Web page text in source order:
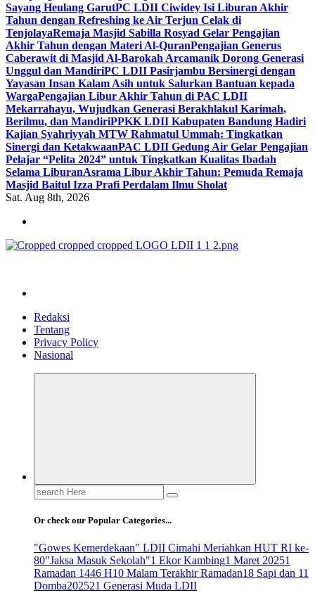
Sayang Heulang GarutPC LDII Ciwidey Isi Liburan Akhir
Tahun dengan Refreshing ke Air Terjun Celak di
TenjolayaRemaja Masjid Sabilla Rosyad Gelar Pengajian
Akhir Tahun dengan Materi Al-QuranPengajian Generus
Caberawit di Masjid Al-Barokah Arcamanik Dorong Generasi
Unggul dan MandiriPC LDII Pasirjambu Bersinergi dengan
Yayasan Insan Kalam Asih untuk Salurkan Bantuan kepada
WargaPengajian Libur Akhir Tahun di PAC LDII
Mekarrahayu, Wujudkan Generasi Berakhlakul Karimah,
Berilmu, dan MandiriPPKK LDII Kabupaten Bandung Hadiri
Kajian Syahriyyah MTW Rahmatul Ummah: Tingkatkan
Sinergi dan KetakwaanPAC LDII Gedung Air Gelar Pengajian
Pelajar “Pelita 2024” untuk Tingkatkan Kualitas Ibadah
Selama LiburanAsrama Libur Akhir Tahun: Pemuda Remaja
Masjid Baitul Izza Prafi Perdalam Ilmu Sholat
Sat. Aug 8th, 2026
Redaksi
Tentang
Privacy Policy
Nasional
Search
for:
Or check our Popular Categories...
"Gowes Kemerdekaan" LDII Cimahi Meriahkan HUT RI ke-
80"Jaksa Masuk Sekolah"1 Ekor Kambing1 Maret 20251
Ramadan 1446 H10 Malam Terakhir Ramadan18 Sapi dan 11
Domba202521 Generasi Muda LDII